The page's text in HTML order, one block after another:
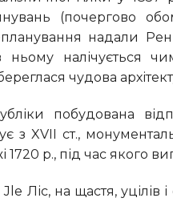
(почергово
надали
в ньому налічується
чудова
з XVII ст.,
р., під час якого